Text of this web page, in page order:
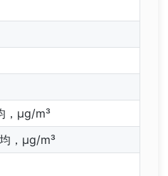
，μg/m³
，μg/m³